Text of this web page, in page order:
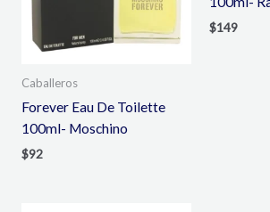
Caballeros
Forever Eau De Toilette
100ml- Moschino
$92
$149